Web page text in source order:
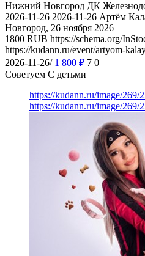
Нижний Новгород ДК
2026-11-26 2026-11-26 Артём
Новгород, 26 ноября 2026
1800 RUB https://schema.org/
https://kudann.ru/event/artyom-
2026-11-26/ 1 800 ₽ 7 0
Советуем С детьми
https://kudann.ru/image/269/
https://kudann.ru/image/269/